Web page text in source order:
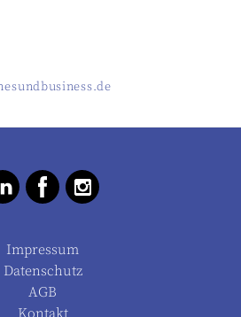
Impressum
Datenschutz
AGB